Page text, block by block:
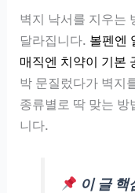
벽지 낙서를 지우는
달라집니다. 볼펜엔
매직엔 치약이 기본
박 문질렀다가 벽지
종류별로 딱 맞는
니다.
이 글 핵